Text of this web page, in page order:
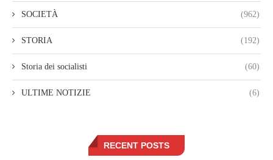
SOCIETÀ (962)
STORIA (192)
Storia dei socialisti (60)
ULTIME NOTIZIE (6)
RECENT POSTS